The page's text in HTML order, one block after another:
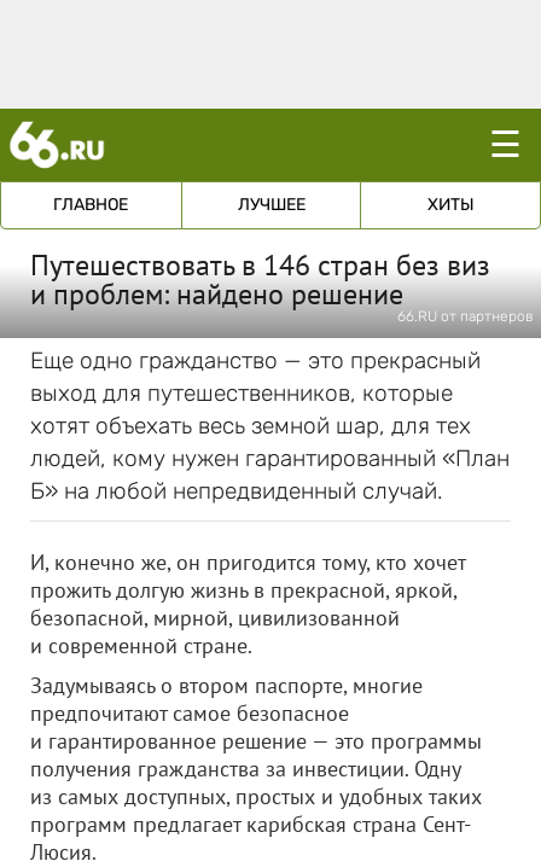
☰
ГЛАВНОЕ ЛУЧШЕЕ ХИТЫ
Путешествовать в 146 стран без виз
и проблем: найдено решение
66.RU от партнеров
Еще одно гражданство — это прекрасный
выход для путешественников, которые
хотят объехать весь земной шар, для тех
людей, кому нужен гарантированный «План
Б» на любой непредвиденный случай.
И, конечно же, он пригодится тому, кто хочет
прожить долгую жизнь в прекрасной, яркой,
безопасной, мирной, цивилизованной
и современной стране.
Задумываясь о втором паспорте, многие
предпочитают самое безопасное
и гарантированное решение — это программы
получения гражданства за инвестиции. Одну
из самых доступных, простых и удобных таких
программ предлагает карибская страна Сент-
Люсия.